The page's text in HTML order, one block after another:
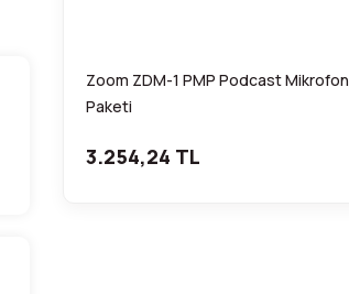
Zoom ZDM-1 PMP Podcast Mikrofon
Paketi
3.254,24 TL